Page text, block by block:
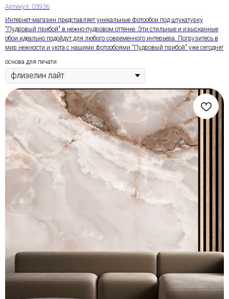
Артикул: 03936
Интернет-магазин представляет уникальные фотообои под штукатурку
"Пудровый прибой" в нежно-пудровом оттенке. Эти стильные и изысканные
обои идеально подойдут для любого современного интерьера. Погрузитесь в
мир нежности и уюта с нашими фотообоями "Пудровый прибой" уже сегодня!
основа для печати